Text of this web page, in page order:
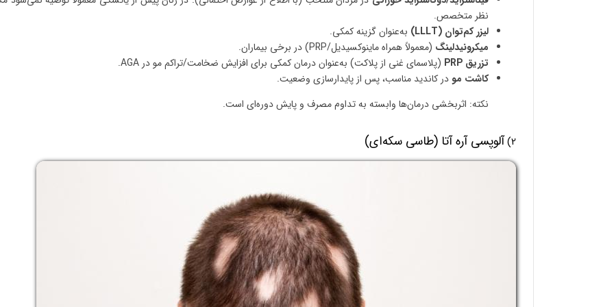
نظر متخصص.
لیزر کم‌توان (LLLT)
به‌عنوان گزینه کمکی.
میکرونیدلینگ (معمولاً همراه ماینوکسیدیل/PRP) در برخی بیماران.
تزریق PRP
(پلاسمای غنی از پلاکت) به‌عنوان درمان کمکی برای افزایش ضخامت/تراکم مو در AGA.
کاشت مو در کاندید مناسب، پس از پایدارسازی وضعیت.
نکته: اثربخشی درمان‌ها وابسته به تداوم مصرف و پایش دوره‌ای است.
2) آلوپسی آره‌ آتا (طاسی سکه‌ای)